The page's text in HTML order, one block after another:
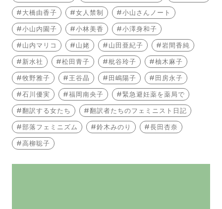
大橋由香子
女人禁制
小山さんノート
小山内園子
小林美香
小澤身和子
山内マリコ
山姥 山田亜紀子
岩間香純
新水社
松田青子 枇谷玲子
柚木麻子
牧野雅子
王谷晶 田嶋陽子
田房永子
石川優実
福岡南央子
緊急避妊薬を薬局で
翻訳する女たち
翻訳者たちのフェミニスト日記
部落フェミニズム
鈴木みのり
長田杏奈
高柳聡子